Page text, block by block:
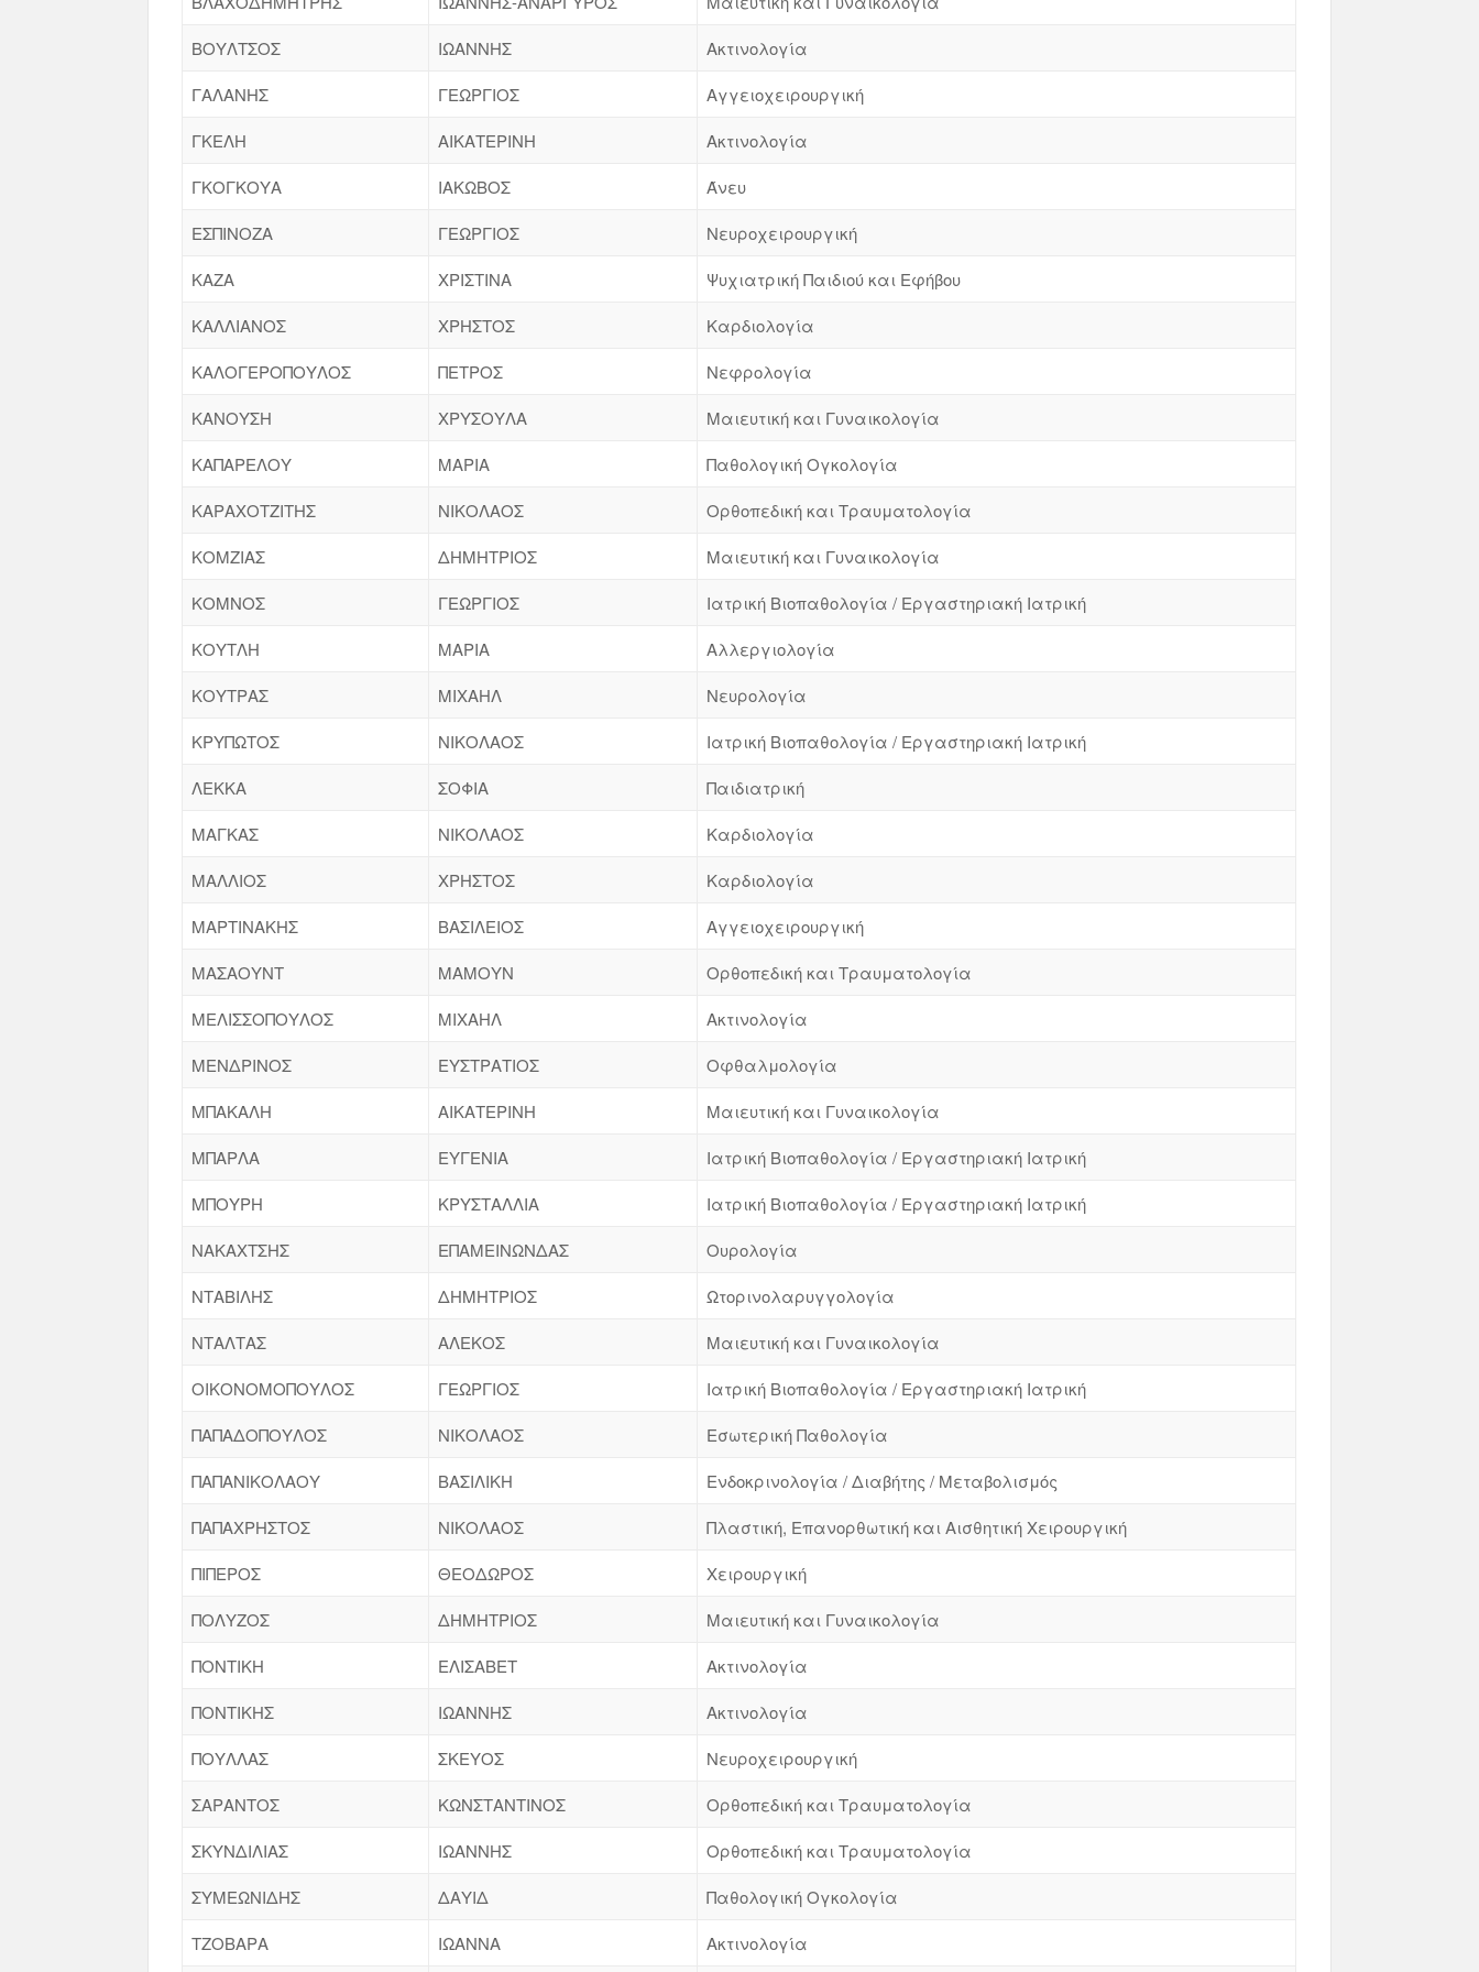
ΒΟΥΛΤΣΟΣ
ΙΩΑΝΝΗΣ
Ακτινολογία
ΓΑΛΑΝΗΣ
ΓΕΩΡΓΙΟΣ
Αγγειοχειρουργική
ΓΚΕΛΗ
ΑΙΚΑΤΕΡΙΝΗ
Ακτινολογία
ΓΚΟΓΚΟΥΑ
ΙΑΚΩΒΟΣ
Άνευ
ΕΣΠΙΝΟΖΑ
ΓΕΩΡΓΙΟΣ
Νευροχειρουργική
ΚΑΖΑ
ΧΡΙΣΤΙΝΑ
Ψυχιατρική Παιδιού και Εφήβου
ΚΑΛΛΙΑΝΟΣ
ΧΡΗΣΤΟΣ
Καρδιολογία
ΚΑΛΟΓΕΡΟΠΟΥΛΟΣ
ΠΕΤΡΟΣ
Νεφρολογία
ΚΑΝΟΥΣΗ
ΧΡΥΣΟΥΛΑ
Μαιευτική και Γυναικολογία
ΚΑΠΑΡΕΛΟΥ
ΜΑΡΙΑ
Παθολογική Ογκολογία
ΚΑΡΑΧΟΤΖΙΤΗΣ
ΝΙΚΟΛΑΟΣ
Ορθοπεδική και Τραυματολογία
ΚΟΜΖΙΑΣ
ΔΗΜΗΤΡΙΟΣ
Μαιευτική και Γυναικολογία
ΚΟΜΝΟΣ
ΓΕΩΡΓΙΟΣ
Ιατρική Βιοπαθολογία / Εργαστηριακή Ιατρική
ΚΟΥΤΛΗ
ΜΑΡΙΑ
Αλλεργιολογία
ΚΟΥΤΡΑΣ
ΜΙΧΑΗΛ
Νευρολογία
ΚΡΥΠΩΤΟΣ
ΝΙΚΟΛΑΟΣ
Ιατρική Βιοπαθολογία / Εργαστηριακή Ιατρική
ΛΕΚΚΑ
ΣΟΦΙΑ
Παιδιατρική
ΜΑΓΚΑΣ
ΝΙΚΟΛΑΟΣ
Καρδιολογία
ΜΑΛΛΙΟΣ
ΧΡΗΣΤΟΣ
Καρδιολογία
ΜΑΡΤΙΝΑΚΗΣ
ΒΑΣΙΛΕΙΟΣ
Αγγειοχειρουργική
ΜΑΣΑΟΥΝΤ
ΜΑΜΟΥΝ
Ορθοπεδική και Τραυματολογία
ΜΕΛΙΣΣΟΠΟΥΛΟΣ
ΜΙΧΑΗΛ
Ακτινολογία
ΜΕΝΔΡΙΝΟΣ
ΕΥΣΤΡΑΤΙΟΣ
Οφθαλμολογία
ΜΠΑΚΑΛΗ
ΑΙΚΑΤΕΡΙΝΗ
Μαιευτική και Γυναικολογία
ΜΠΑΡΛΑ
ΕΥΓΕΝΙΑ
Ιατρική Βιοπαθολογία / Εργαστηριακή Ιατρική
ΜΠΟΥΡΗ
ΚΡΥΣΤΑΛΛΙΑ
Ιατρική Βιοπαθολογία / Εργαστηριακή Ιατρική
ΝΑΚΑΧΤΣΗΣ
ΕΠΑΜΕΙΝΩΝΔΑΣ
Ουρολογία
ΝΤΑΒΙΛΗΣ
ΔΗΜΗΤΡΙΟΣ
Ωτορινολαρυγγολογία
ΝΤΑΛΤΑΣ
ΑΛΕΚΟΣ
Μαιευτική και Γυναικολογία
ΟΙΚΟΝΟΜΟΠΟΥΛΟΣ
ΓΕΩΡΓΙΟΣ
Ιατρική Βιοπαθολογία / Εργαστηριακή Ιατρική
ΠΑΠΑΔΟΠΟΥΛΟΣ
ΝΙΚΟΛΑΟΣ
Εσωτερική Παθολογία
ΠΑΠΑΝΙΚΟΛΑΟΥ
ΒΑΣΙΛΙΚΗ
Ενδοκρινολογία / Διαβήτης / Μεταβολισμός
ΠΑΠΑΧΡΗΣΤΟΣ
ΝΙΚΟΛΑΟΣ
Πλαστική, Επανορθωτική και Αισθητική Χειρουργική
ΠΙΠΕΡΟΣ
ΘΕΟΔΩΡΟΣ
Χειρουργική
ΠΟΛΥΖΟΣ
ΔΗΜΗΤΡΙΟΣ
Μαιευτική και Γυναικολογία
ΠΟΝΤΙΚΗ
ΕΛΙΣΑΒΕΤ
Ακτινολογία
ΠΟΝΤΙΚΗΣ
ΙΩΑΝΝΗΣ
Ακτινολογία
ΠΟΥΛΛΑΣ
ΣΚΕΥΟΣ
Νευροχειρουργική
ΣΑΡΑΝΤΟΣ
ΚΩΝΣΤΑΝΤΙΝΟΣ
Ορθοπεδική και Τραυματολογία
ΣΚΥΝΔΙΛΙΑΣ
ΙΩΑΝΝΗΣ
Ορθοπεδική και Τραυματολογία
ΣΥΜΕΩΝΙΔΗΣ
ΔΑΥΙΔ
Παθολογική Ογκολογία
ΤΖΟΒΑΡΑ
ΙΩΑΝΝΑ Ακτινολογία